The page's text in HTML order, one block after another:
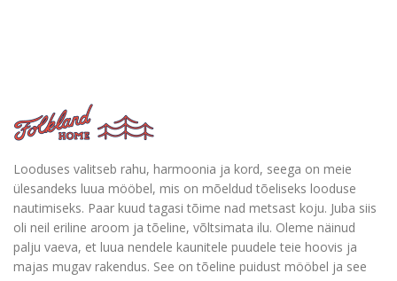
Looduses valitseb rahu, harmoonia ja kord, seega on meie
ülesandeks luua mööbel, mis on mõeldud tõeliseks looduse
nautimiseks. Paar kuud tagasi tõime nad metsast koju. Juba siis
oli neil eriline aroom ja tõeline, võltsimata ilu. Oleme näinud
palju vaeva, et luua nendele kaunitele puudele teie hoovis ja
majas mugav rakendus. See on tõeline puidust mööbel ja see